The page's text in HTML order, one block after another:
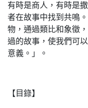
有時是商人，有時是
者在故事中找到共鳴
物，通過類比和象徵
過的故事，使我們可
意義。」。
【目錄】